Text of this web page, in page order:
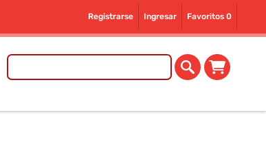
Registrarse Ingresar Favoritos 0